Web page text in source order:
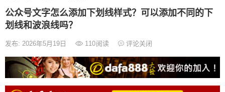
公众号文字怎么添加下划线样式？可以添加不同的下
划线和波浪线吗？
发布: 2026年5月19日 110阅读 评论关闭